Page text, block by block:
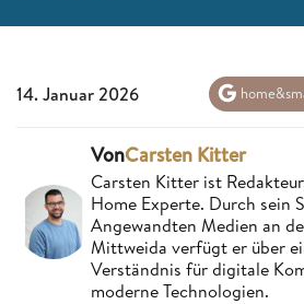
14. Januar 2026
VonCarsten Kitter
Carsten Kitter ist
Home Experte. Durch sein
Angewandten Medien an
Mittweida verfügt er über
Verständnis für digitale
moderne Technologien.